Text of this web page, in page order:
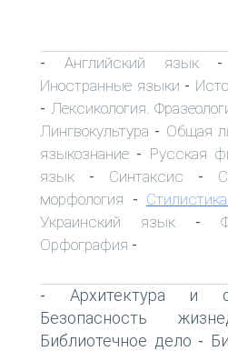
- Английский язык
Иностранные языки -
- Лексикология.
Лингвокультура - Общая
языкознание - Русская
язык - Синтаксис -
морфология -
Украинский язык -
Орфография -
- Архитектура и
Безопасность
Библиотечное дело -